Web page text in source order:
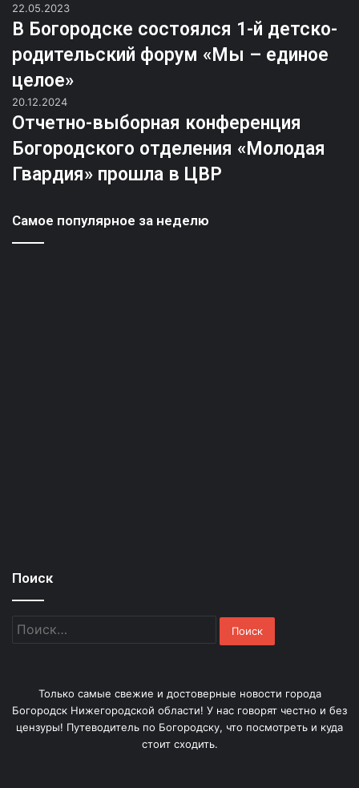
22.05.2023
В Богородске состоялся 1-й детско-
родительский форум «Мы – единое
целое»
20.12.2024
Отчетно-выборная конференция
Богородского отделения «Молодая
Гвардия» прошла в ЦВР
Самое популярное за неделю
Поиск
Найти:
Только самые свежие и достоверные новости города
Богородск Нижегородской области! У нас говорят честно и без
цензуры! Путеводитель по Богородску, что посмотреть и куда
стоит сходить.